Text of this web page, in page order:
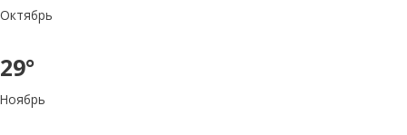
Октябрь
29°
Ноябрь